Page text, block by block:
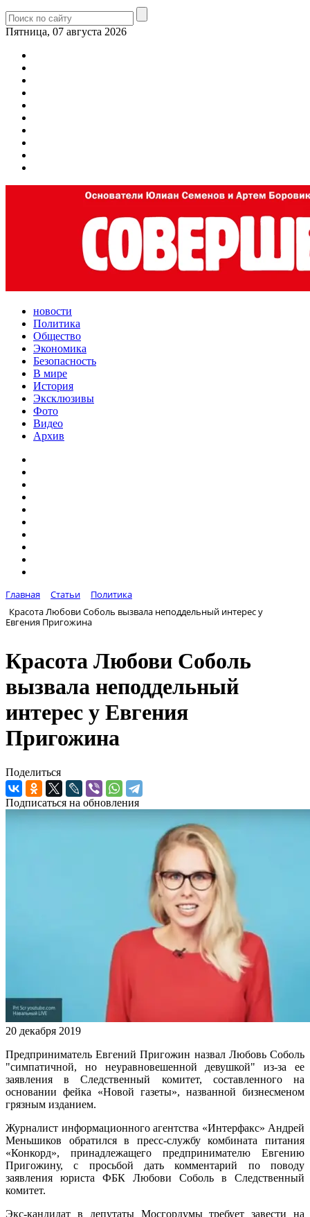
Пятница, 07 августа 2026
новости
Политика
Общество
Экономика
Безопасность
В мире
История
Эксклюзивы
Фото
Видео
Архив
Главная Статьи
Политика
Красота Любови Соболь вызвала неподдельный интерес у
Евгения Пригожина
Красота Любови Соболь
вызвала неподдельный
интерес у Евгения
Пригожина
Поделиться
Подписаться на обновления
20 декабря 2019
Предприниматель Евгений Пригожин назвал Любовь Соболь
"симпатичной, но неуравновешенной девушкой" из-за ее
заявления в Следственный комитет, составленного на
основании фейка «Новой газеты», названной бизнесменом
грязным изданием.
Журналист информационного агентства «Интерфакс» Андрей
Меньшиков обратился в пресс-службу комбината питания
«Конкорд», принадлежащего предпринимателю Евгению
Пригожину, с просьбой дать комментарий по поводу
заявления юриста ФБК Любови Соболь в Следственный
комитет.
Экс-кандидат в депутаты Мосгордумы требует завести на